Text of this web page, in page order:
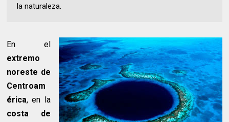
la naturaleza.
En el
extremo
noreste de
Centroam
érica, en la
costa de